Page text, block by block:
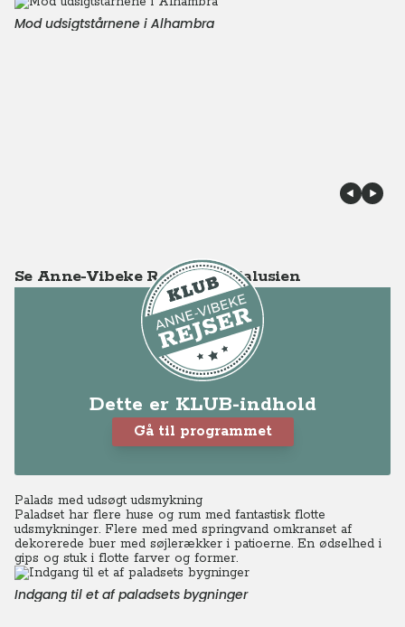
Mod udsigtstårnene i Alhambra
Se Anne-Vibeke Rejser - Andalusien
Dette er KLUB-indhold
Gå til programmet
Palads med udsøgt udsmykning
Paladset har flere huse og rum med fantastisk flotte
udsmykninger. Flere med med springvand omkranset af
dekorerede buer med søjlerækker i patioerne. En ødselhed i
gips og stuk i flotte farver og former.
Indgang til et af paladsets bygninger